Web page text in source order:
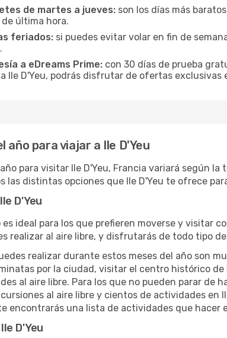
de martes a jueves: son los días más
última hora.
feriados: si puedes evitar volar en fin de
a eDreams Prime: con 30 días de prueba
Ile D'Yeu, podrás disfrutar de ofertas exclusivas
año para viajar a Ile D'Yeu
para visitar Ile D'Yeu, Francia variará según
las distintas opciones que Ile D'Yeu te ofrece
D'Yeu
ideal para los que prefieren moverse y visitar
realizar al aire libre, y disfrutarás de todo tipo
realizar durante estos meses del año son
por la ciudad, visitar el centro histórico
al aire libre. Para los que no pueden parar de
al aire libre y cientos de actividades en
encontrarás una lista de actividades que hacer
D'Yeu